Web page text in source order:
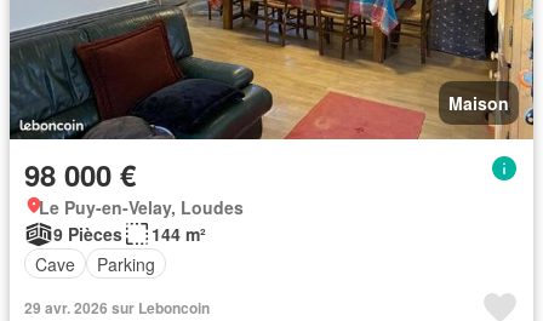
Maison
98 000 €
Le Puy-en-Velay, Loudes
9 Pièces
144 m²
Cave
Parking
29 avr. 2026 sur Leboncoin